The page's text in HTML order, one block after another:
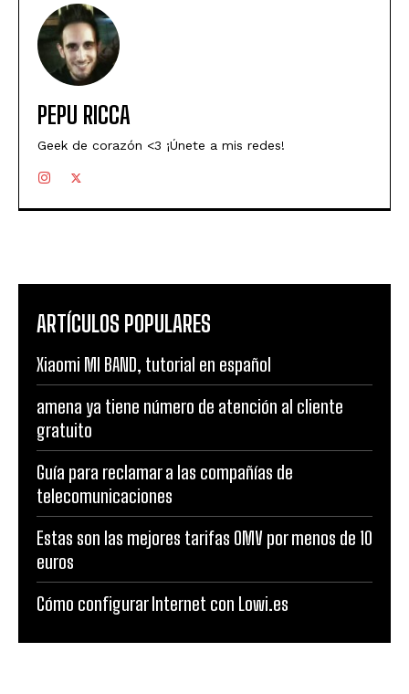
PEPU RICCA
Geek de corazón <3 ¡Únete a mis redes!
ARTÍCULOS POPULARES
Xiaomi MI BAND, tutorial en español
amena ya tiene número de atención al cliente
gratuito
Guía para reclamar a las compañías de
telecomunicaciones
Estas son las mejores tarifas OMV por menos de 10
euros
Cómo configurar Internet con Lowi.es